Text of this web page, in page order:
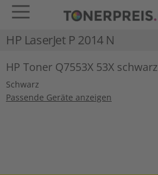
HP LaserJet P 2014 N
HP Toner Q7553X 53X schwarz
Schwarz
Passende Geräte anzeigen